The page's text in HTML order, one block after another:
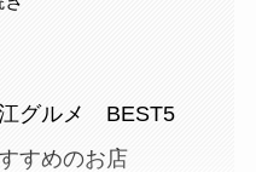
グルメ BEST5
すめのお店